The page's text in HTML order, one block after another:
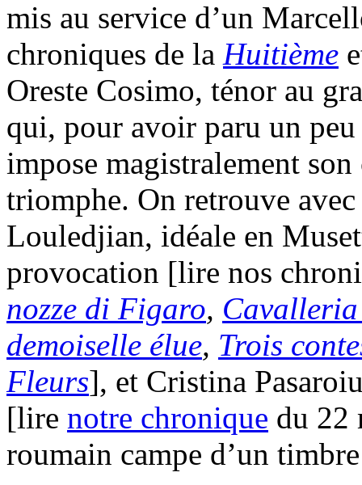
mis au service d’un
chroniques de la Huitième
Oreste Cosimo, ténor au
qui, pour avoir paru un
impose magistralement
triomphe. On retrouve
Louledjian, idéale en
provocation [lire nos
nozze di Figaro,
demoiselle élue, Trois
Fleurs], et Cristina
[lire notre chronique du 22
roumain campe d’un